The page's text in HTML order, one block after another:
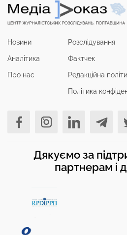
Новини
Аналітика
Про нас
Розслідування
Фактчек
Редакційна
Політика
Дякуємо за
партнерам і